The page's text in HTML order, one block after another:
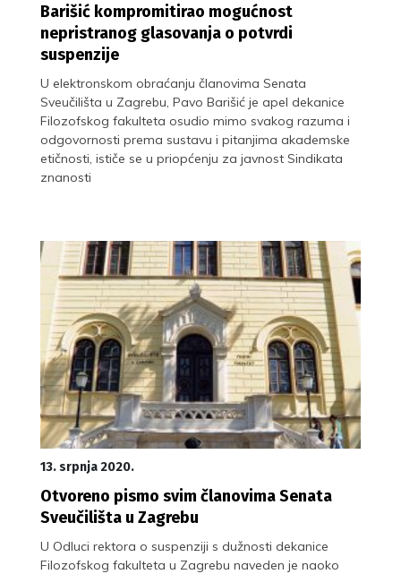
Barišić kompromitirao mogućnost
nepristranog glasovanja o potvrdi
suspenzije
U elektronskom obraćanju članovima Senata
Sveučilišta u Zagrebu, Pavo Barišić je apel dekanice
Filozofskog fakulteta osudio mimo svakog razuma i
odgovornosti prema sustavu i pitanjima akademske
etičnosti, ističe se u priopćenju za javnost Sindikata
znanosti
13. srpnja 2020.
Otvoreno pismo svim članovima Senata
Sveučilišta u Zagrebu
U Odluci rektora o suspenziji s dužnosti dekanice
Filozofskog fakulteta u Zagrebu naveden je naoko